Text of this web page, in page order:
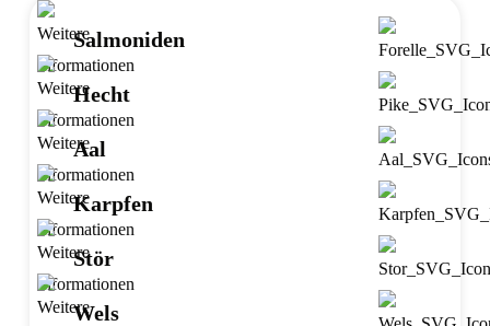
Salmoniden
Hecht
Aal
Karpfen
Stör
Wels